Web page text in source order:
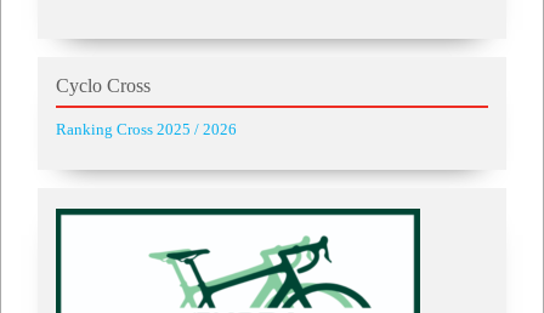
Cyclo Cross
Ranking Cross 2025 / 2026